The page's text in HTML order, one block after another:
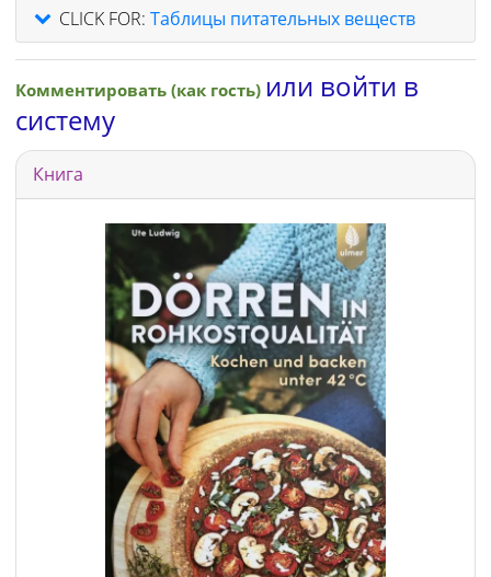
CLICK FOR: Таблицы питательных веществ
Комментировать (как гость) или войти в
систему
Книга